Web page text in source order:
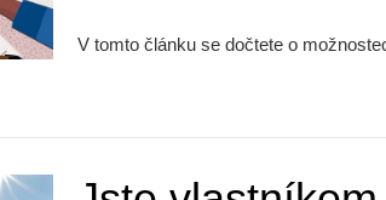
V tomto článku se dočtete o